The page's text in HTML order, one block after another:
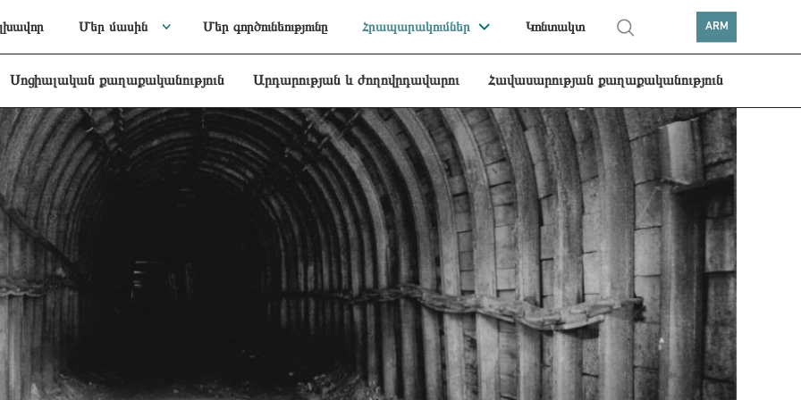
Մեր մասին Մեր գործունեությունը Հրապարակումներ Կոնտակտ ARM
Սոցիալական քաղաքականություն Արդարության և ժողովրդավարու Հավասարության քաղաքականություն